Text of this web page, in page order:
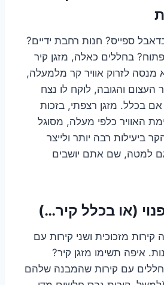
ספייס? חנות רחבת ידיים?
בחללים כאלה, מזגן קיר
מנסה לזרוק אוויר קר מלמעלה,
העצום והגובה, לוקח לו נצח
אם בכלל. מזגן רצפתי, בזכות
האוויר כלפי מעלה, מסוגל
ביעילות רבה יותר ולייצר
למטה, שם אתם יושבים
קירות מזכוכית ושני קירות עם
איפה תשימו מזגן קיר?
עם קירות שהמבנה שלהם